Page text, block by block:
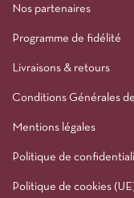
Nos partenaires
Programme de fidélité
Livraisons & retours
Conditions Générales
Mentions légales
Politique de
Politique de cookies